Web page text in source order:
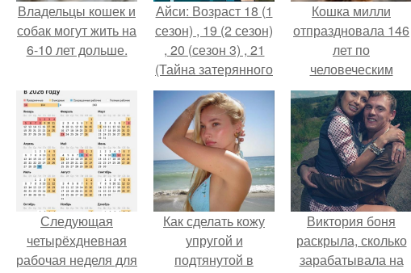
Владельцы кошек и
собак могут жить на
6-10 лет дольше.
Айси: Возраст 18 (1
сезон) , 19 (2 сезон)
, 20 (сезон 3) , 21
(Тайна затерянного
королевства) , 22 (4
сезон) , 25
(Волшебное
приключение).
Кошка милли
отпраздновала 146
лет по
человеческим
Меркам и
претендует на
звание самой
старой в мире.
Следующая
четырёхдневная
рабочая неделя для
Как сделать кожу
упругой и
подтянутой в
Виктория боня
раскрыла, сколько
зарабатывала на